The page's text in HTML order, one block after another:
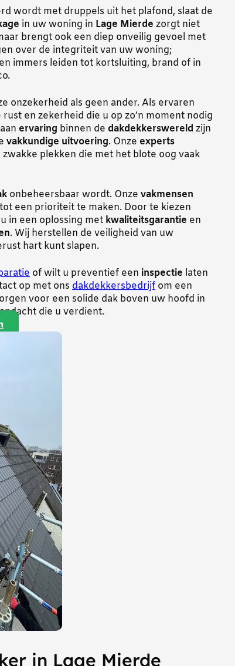
wordt met druppels uit het plafond, slaat de
in uw woning in Lage Mierde zorgt niet
brengt ook een diep onveilig gevoel met
over de integriteit van uw woning;
immers leiden tot kortsluiting, brand of in
onzekerheid als geen ander. Als ervaren
en zekerheid die u op zo’n moment nodig
ervaring binnen de dakdekkerswereldzijn
vakkundige uitvoering. Onze experts
zwakke plekken die met het blote oog vaak
onbeheersbaar wordt. Onze vakmensen
tot een prioriteit te maken. Door te kiezen
in een oplossing met kwaliteitsgarantie en
. Wij herstellen de veiligheid van uw
hart kunt slapen.
of wilt u preventief een inspectie laten
op met ons dakdekkersbedrijf om een
voor een solide dak boven uw hoofd in
die u verdient.
in Lage Mierde